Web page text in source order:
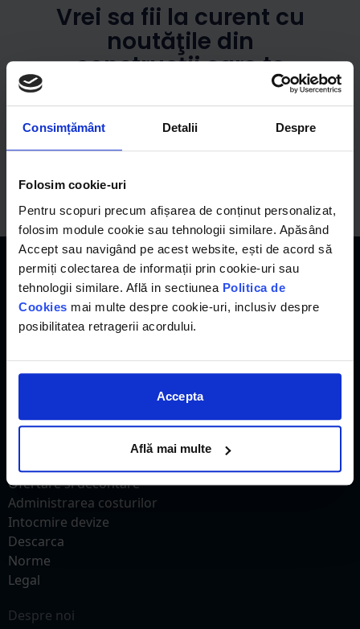
Consimțământ Detalii Despre
Folosim cookie-uri
Pentru scopuri precum afișarea de conținut personalizat,
folosim module cookie sau tehnologii similare. Apăsând
Accept sau navigând pe acest website, ești de acord să
permiți colectarea de informații prin cookie-uri sau
tehnologii similare. Află in sectiunea Politica de
Cookies mai multe despre cookie-uri, inclusiv despre
posibilitatea retragerii acordului.
Accepta
Află mai multe
Vrei sa fii la curent cu
noutăţile din
construcţii care te
eDevize
Acasa
Ofertare si decontare
Administrarea costurilor
Intocmire devize
Descarca
Norme
Legal
Despre noi